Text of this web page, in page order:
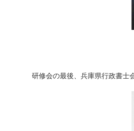
研修会の最後、兵庫県行政書士